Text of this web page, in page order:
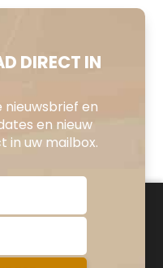
DIRECT IN
nieuwsbrief en
en nieuw
in uw mailbox.